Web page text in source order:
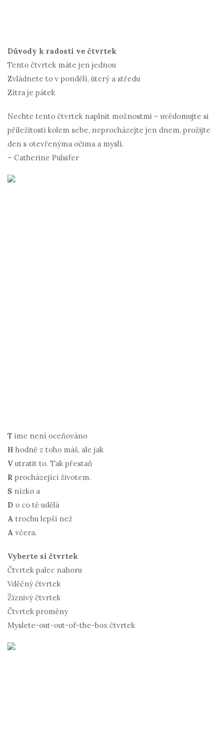
Důvody k radosti ve čtvrtek
Tento čtvrtek máte jen jednou
Zvládnete to v pondělí, úterý a středu
Zítra je pátek
Nechte tento čtvrtek naplnit možnostmi – uvědomujte si
příležitosti kolem sebe, neprocházejte jen dnem, prožijte
den s otevřenýma očima a myslí.
– Catherine Pulsifer
T ime není oceňováno
H hodně z toho máš, ale jak
V utratit to. Tak přestaň
R procházející životem.
S nízko a
D o co tě udělá
A trochu lepší než
A včera.
Vyberte si čtvrtek
Čtvrtek palec nahoru
Vděčný čtvrtek
Žíznivý čtvrtek
Čtvrtek proměny
Myslete-out-out-of-the-box čtvrtek